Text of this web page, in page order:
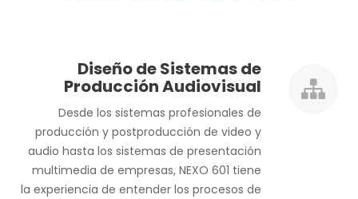
Diseño de Sistemas de
Producción Audiovisual
Desde los sistemas profesionales de
producción y postproducción de video y
audio hasta los sistemas de presentación
multimedia de empresas, NEXO 601 tiene
la experiencia de entender los procesos de